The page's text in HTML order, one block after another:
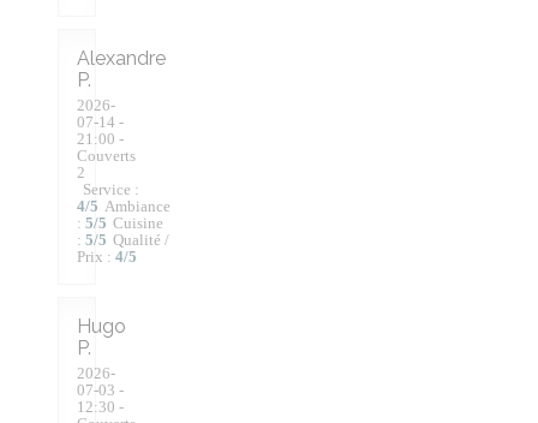
Alexandre
P
2026-
07-14 -
21:00 -
Couverts
2
Service :
4/5 Ambiance
: 5/5 Cuisine
: 5/5 Qualité /
Prix : 4/5
Hugo
P
2026-
07-03 -
12:30 -